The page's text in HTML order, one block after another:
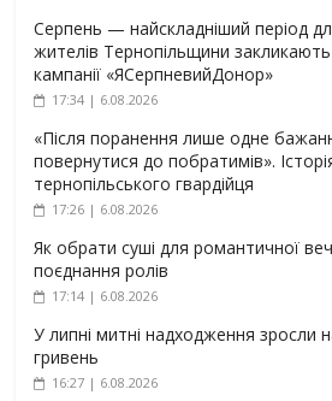
Серпень — найскладніший період
жителів Тернопільщини
кампанії «ЯСерпневийДонор»
17:34 | 6.08.2026
«Після поранення лише одне
повернутися до побратимів».
тернопільського гвардійця
17:26 | 6.08.2026
Як обрати суші для романтичної
поєднання ролів
17:14 | 6.08.2026
У липні митні надходження зросли
гривень
16:27 | 6.08.2026